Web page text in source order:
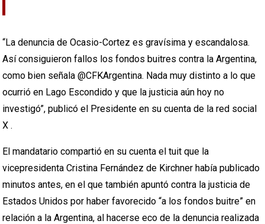
“La denuncia de Ocasio-Cortez es gravísima y escandalosa.
Así consiguieron fallos los fondos buitres contra la Argentina,
como bien señala @CFKArgentina. Nada muy distinto a lo que
ocurrió en Lago Escondido y que la justicia aún hoy no
investigó”, publicó el Presidente en su cuenta de la red social
X .
El mandatario compartió en su cuenta el tuit que la
vicepresidenta Cristina Fernández de Kirchner había publicado
minutos antes, en el que también apuntó contra la justicia de
Estados Unidos por haber favorecido “a los fondos buitre” en
relación a la Argentina, al hacerse eco de la denuncia realizada